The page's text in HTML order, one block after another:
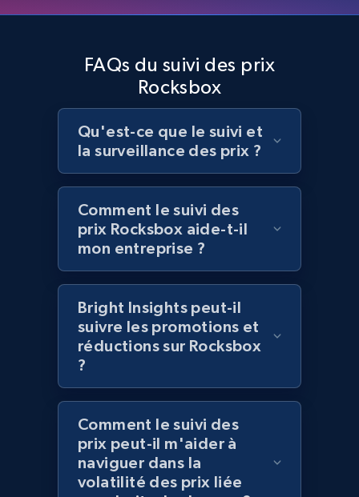
Title, Seller name, Brand, Description, Initial
price, Currency, Availability, Reviews count, and
more.
2.1K+ 375+ Commencer
Amazon products global dataset - Collect
Amazon products by seller URL
Title, Seller name, Brand, Description, Initial
price, Currency, Availability, Reviews count, and
2.1K+ 375+ Commencer
Amazon products global dataset - Collect
products from Brands URLs
Title, Seller name, Brand, Description, Initial
price, Currency, Availability, Reviews count, and
FAQs du suivi des prix
Rocksbox
Qu'est-ce que le suivi et
la surveillance des prix ?
Comment le suivi des
prix Rocksbox aide-t-il
mon entreprise ?
Bright Insights peut-il
suivre les promotions et
réductions sur Rocksbox
?
Comment le suivi des
prix peut-il m'aider à
naviguer dans la
volatilité des prix liée